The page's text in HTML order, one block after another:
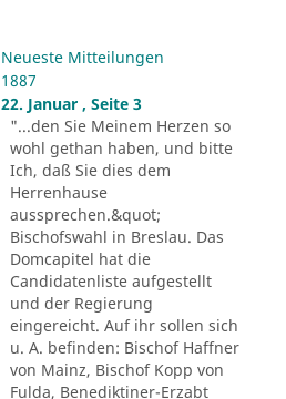
Neueste Mitteilungen
1887
22. Januar , Seite 3
"...den Sie Meinem Herzen so
wohl gethan haben, und bitte
Ich, daß Sie dies dem
Herrenhause
aussprechen.&quot;
Bischofswahl in Breslau. Das
Domcapitel hat die
Candidatenliste aufgestellt
und der Regierung
eingereicht. Auf ihr sollen sich
u. A. befinden: Bischof Haffner
von Mainz, Bischof Kopp von
Fulda, Benediktiner-Erzabt